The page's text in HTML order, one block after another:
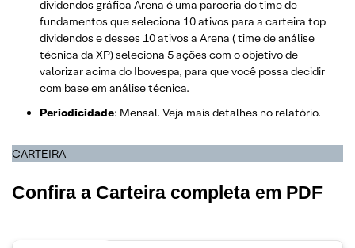
dividendos gráfica Arena é uma parceria do time de
fundamentos que seleciona 10 ativos para a carteira top
dividendos e desses 10 ativos a Arena ( time de análise
técnica da XP) seleciona 5 ações com o objetivo de
valorizar acima do Ibovespa, para que você possa decidir
com base em análise técnica.
Periodicidade: Mensal. Veja mais detalhes no relatório.
CARTEIRA
Confira a Carteira completa em PDF